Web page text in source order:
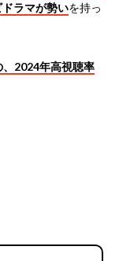
ラマが勢いを持っ
、2024年高視聴率